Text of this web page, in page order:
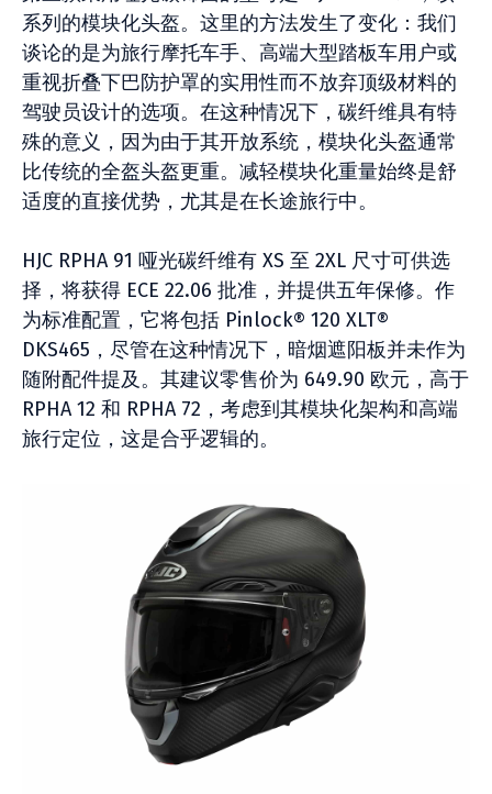
系列的模块化头盔。这里的方法发生了变化：我们
谈论的是为旅行摩托车手、高端大型踏板车用户或
重视折叠下巴防护罩的实用性而不放弃顶级材料的
驾驶员设计的选项。在这种情况下，碳纤维具有特
殊的意义，因为由于其开放系统，模块化头盔通常
比传统的全盔头盔更重。减轻模块化重量始终是舒
适度的直接优势，尤其是在长途旅行中。
HJC RPHA 91 哑光碳纤维有 XS 至 2XL 尺寸可供选
择，将获得 ECE 22.06 批准，并提供五年保修。作
为标准配置，它将包括 Pinlock® 120 XLT®
DKS465，尽管在这种情况下，暗烟遮阳板并未作为
随附配件提及。其建议零售价为 649.90 欧元，高于
RPHA 12 和 RPHA 72，考虑到其模块化架构和高端
旅行定位，这是合乎逻辑的。